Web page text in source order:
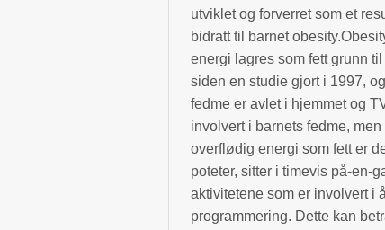
utviklet og forverret som et
bidratt til barnet
energi lagres som fett grunn
siden en studie gjort i 1997,
fedme er avlet i hjemmet og
involvert i barnets fedme,
overflødig energi som fett er
poteter, sitter i timevis på-en-
aktivitetene som er involvert i
programmering. Dette kan